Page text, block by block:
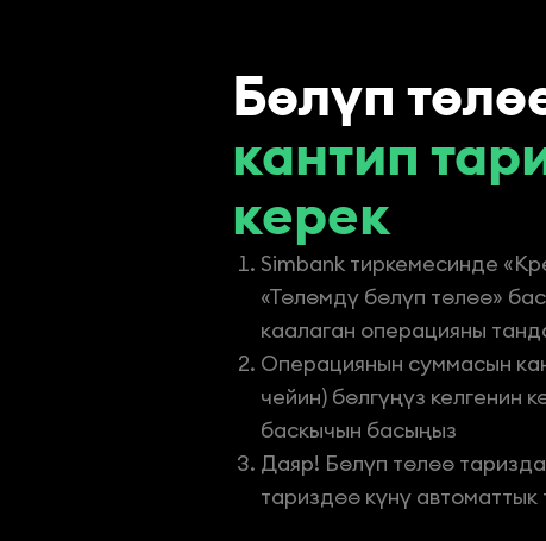
Бөлүп
кантип
керек
Simbank тиркемесинде
«Төлөмдү бөлүп төлөө»
каалаган операцияны
Операциянын суммасын
чейин) бөлгүңүз келгенин
баскычын басыңыз
Даяр! Бөлүп төлөө
тариздөө күнү автоматтык